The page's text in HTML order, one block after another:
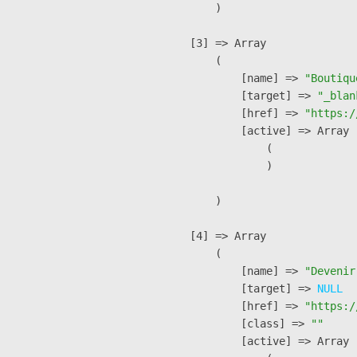
        )
    [3] => Array
        (
            [name] =>
            [target] =>
            [href] =>
"https://
            [active] => Array
                (
                )
        )
    [4] => Array
        (
            [name] =>
"Devenir
            [target] =>
NULL
            [href] =>
"https://
            [class] =>
""
            [active] => Array